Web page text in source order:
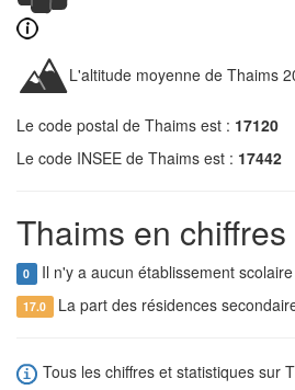
L'altitude moyenne de Thaims
Le code postal de Thaims est : 17120
Le code INSEE de Thaims est : 17442
Thaims en chiffres
0 Il n'y a aucun établissement
17.0 La part des résidences
Tous les chiffres et statistiques sur